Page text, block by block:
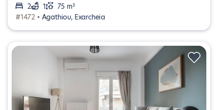
2
1
75 m²
#1472 • Agathiou, Exarcheia